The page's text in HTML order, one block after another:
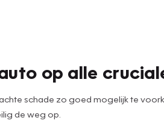
op alle
schade zo goed mogelijk te
de weg op.